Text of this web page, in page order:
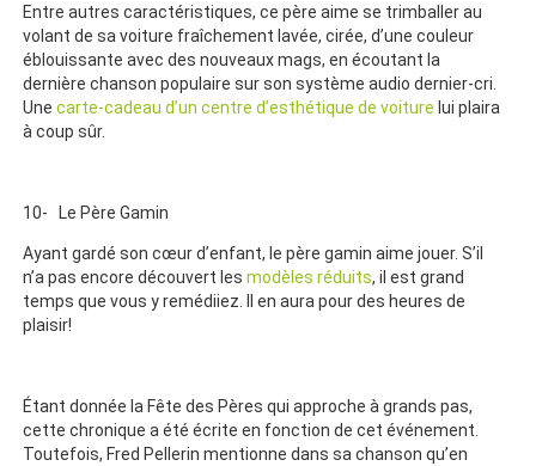
Entre autres caractéristiques, ce père aime se trimballer au
volant de sa voiture fraîchement lavée, cirée, d’une couleur
éblouissante avec des nouveaux mags, en écoutant la
dernière chanson populaire sur son système audio dernier-cri.
Unecarte-cadeau d’un centre d’esthétique de voiture lui plaira
à coup sûr.
10- Le Père Gamin
Ayant gardé son cœur d’enfant, le père gamin aime jouer. S’il
n’a pas encore découvert lesmodèles réduits, il est grand
temps que vous y remédiiez. Il en aura pour des heures de
plaisir!
Étant donnée la Fête des Pères qui approche à grands pas,
cette chronique a été écrite en fonction de cet événement.
Toutefois, Fred Pellerin mentionne dans sa chanson qu’en